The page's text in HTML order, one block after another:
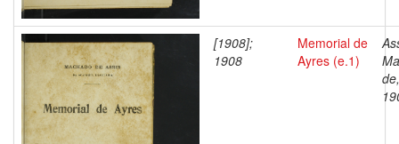
[1908];
1908
Memorial de
Ayres (e.1)